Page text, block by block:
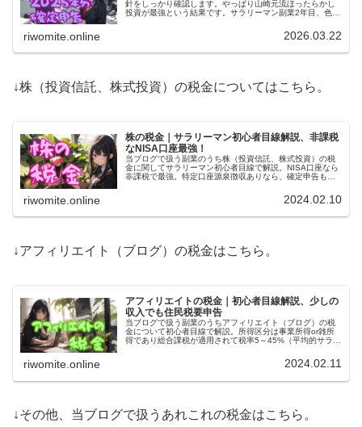
針をしっかり確認します。やっぱり山崎元流ほったらかし
投資が最強という結果です。サラリーマン副業2年目、色々
riwomite.online 2026.03.22
↓株（投資信託、株式投資）の税金についてはこちら。
株の税金｜サラリーマン初心者目線解説、非課税
なNISA口座最強！
当ブログで扱う副業のうち株（投資信託、株式投資）の税
金に関してサラリーマン初心者目線で解説。NISA口座なら
非課税で最強。特定口座源泉徴収ありなら、確定申告も住
riwomite.online 2024.02.10
↓アフィリエイト（ブログ）の税金はこちら。
アフィリエイトの税金｜初心者目線解説、少しの
収入でも住民税要申告
当ブログで扱う副業のうちアフィリエイト（ブログ）の税
金について初心者目線で解説。所得区分は事業所得or雑所
得であり総合課税が適用されて税率5～45%（平均的サラリ
riwomite.online 2024.02.11
↓その他、当ブログで扱うあれこれの税金はこちら。